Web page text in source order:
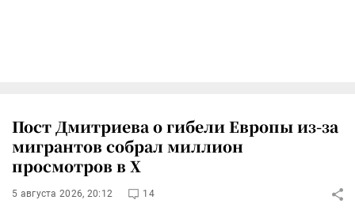
Пост Дмитриева о гибели Европы из-за
мигрантов собрал миллион
просмотров в X
5 августа 2026, 20:12 14